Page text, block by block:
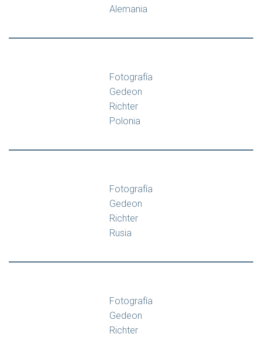
Alemania
Fotografía
Gedeon
Richter
Polonia
Fotografía
Gedeon
Richter
Rusia
Fotografía
Gedeon
Richter